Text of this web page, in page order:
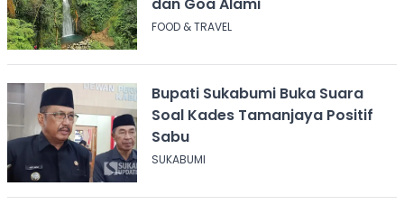
FOOD & TRAVEL
Bupati Sukabumi Buka Suara
Soal Kades Tamanjaya Positif
Sabu
SUKABUMI